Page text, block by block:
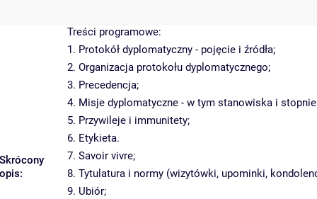
Skrócony
opis:
Treści programowe:
1. Protokół dyplomatyczny - pojęcie i źródła;
2. Organizacja protokołu dyplomatycznego;
3. Precedencja;
4. Misje dyplomatyczne - w tym stanowiska i
5. Przywileje i immunitety;
6. Etykieta.
7. Savoir vivre;
8. Tytulatura i normy (wizytówki, upominki,
9. Ubiór;